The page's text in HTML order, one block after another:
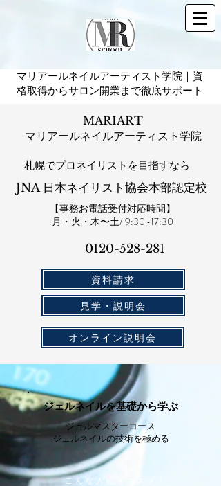
マリアールネイルアーティスト学院｜資
格取得からサロン開業まで徹底サポート
MARIART
マリアールネイルアーティスト学院
札幌​でプロネイリストを目指すなら
JNA 日本ネイリスト協会本部認定校
【事務お電話受付対応時間】
​月・火・木〜土/ 9:30~17:30
0120-528-281​
資料請求
見学・説明会
オンライン説明会
​ジェルネイルを基礎から学ぶ
ジェルマスターコース
ジェルネイルの技術を極める
こんな人にオススメ！